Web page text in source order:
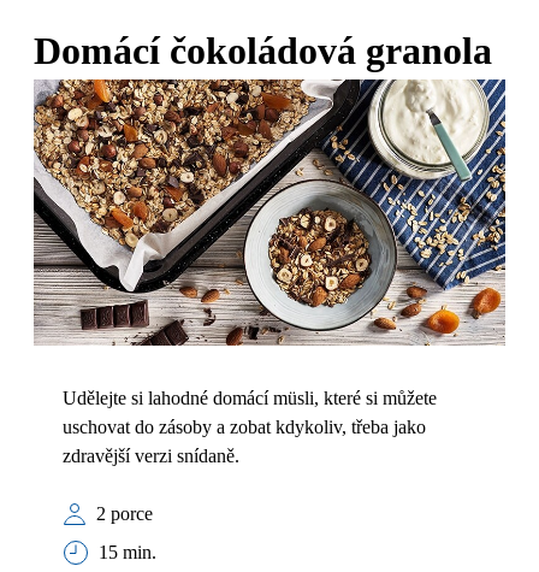
Domácí čokoládová granola
Udělejte si lahodné domácí müsli, které si můžete
uschovat do zásoby a zobat kdykoliv, třeba jako
zdravější verzi snídaně.
2 porce
15 min.